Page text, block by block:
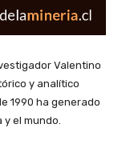
Valentino
y analítico
1990 ha generado
el mundo.